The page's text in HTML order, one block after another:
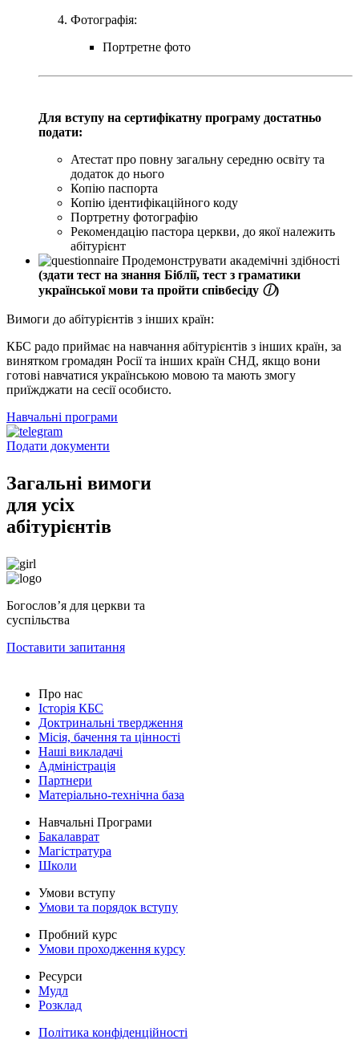
Фотографія:
Портретне фото
Для вступу на сертифікатну програму достатньо
подати:
Атестат про повну загальну середню освіту та
додаток до нього
Копію паспорта
Копію ідентифікаційного коду
Портретну фотографію
Рекомендацію пастора церкви, до якої належить
абітурієнт
Продемонструвати академічні здібності
(здати тест на знання Біблії, тест з граматики
української мови та пройти співбесіду ⓘ)
Вимоги до абітурієнтів з інших країн:
КБС радо приймає на навчання абітурієнтів з інших країн, за
винятком громадян Росії та інших країн СНД, якщо вони
готові навчатися українською мовою та мають змогу
приїжджати на сесії особисто.
Навчальні програми
Подати документи
Загальні вимоги
для усіх
абітурієнтів
Богословʼя для церкви та
суспільства
Поставити запитання
Про нас
Історія КБС
Доктринальні твердження
Місія, бачення та цінності
Наші викладачі
Адміністрація
Партнери
Матеріально-технічна база
Навчальні Програми
Бакалаврат
Магістратура
Школи
Умови вступу
Умови та порядок вступу
Пробний курс
Умови проходження курсу
Ресурси
Мудл
Розклад
Політика конфіденційності